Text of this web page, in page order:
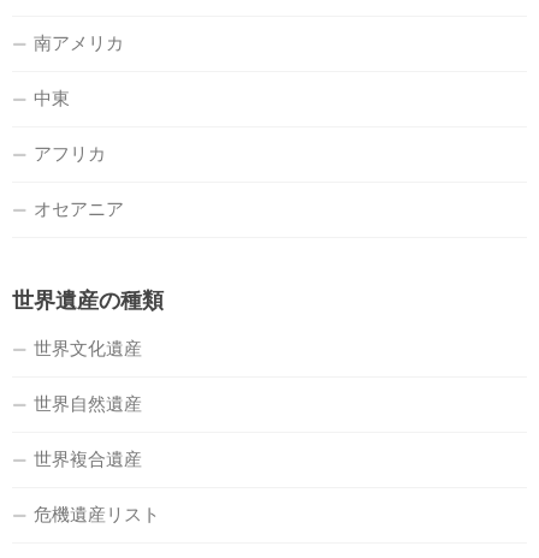
南アメリカ
中東
アフリカ
オセアニア
世界遺産の種類
世界文化遺産
世界自然遺産
世界複合遺産
危機遺産リスト